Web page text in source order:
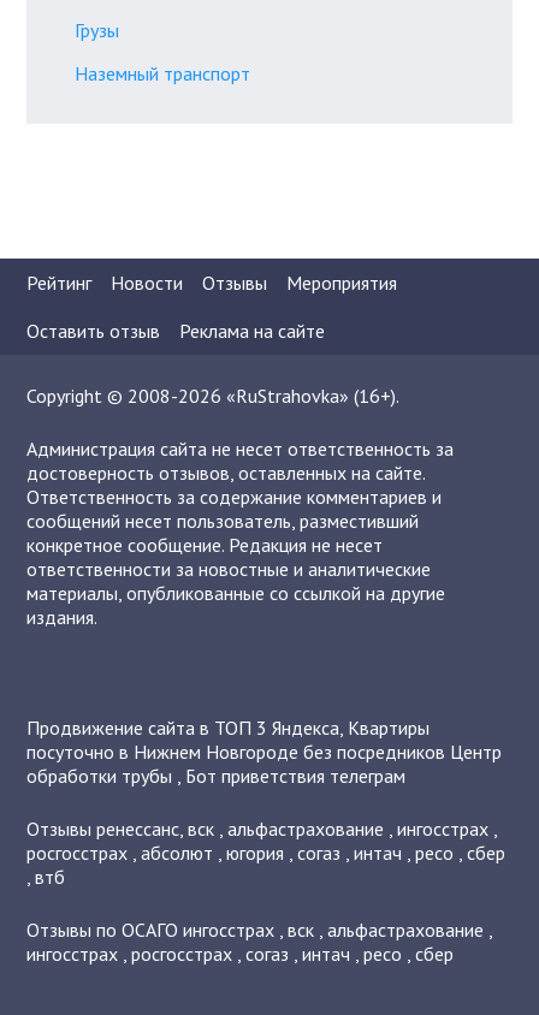
Грузы
Наземный транспорт
Рейтинг Новости Отзывы
Мероприятия
Оставить отзыв
Реклама на сайте
Copyright © 2008-2026 «RuStrahovka» (16+).
Администрация сайта не несет ответственность за
достоверность отзывов, оставленных на сайте.
Ответственность за содержание комментариев и
сообщений несет пользователь, разместивший
конкретное сообщение. Редакция не несет
ответственности за новостные и аналитические
материалы, опубликованные со ссылкой на другие
издания.
Продвижение сайта в ТОП 3 Яндекса, Квартиры
посуточно в Нижнем Новгороде без посредников Центр
обработки трубы , Бот приветствия телеграм
Отзывыренессанс,вск ,альфастрахование ,ингосстрах ,
росгосстрах ,абсолют ,югория ,согаз ,интач ,ресо ,сбер
,втб
Отзывы по ОСАГОингосстрах ,вск ,альфастрахование ,
ингосстрах ,росгосстрах ,согаз ,интач ,ресо ,сбер